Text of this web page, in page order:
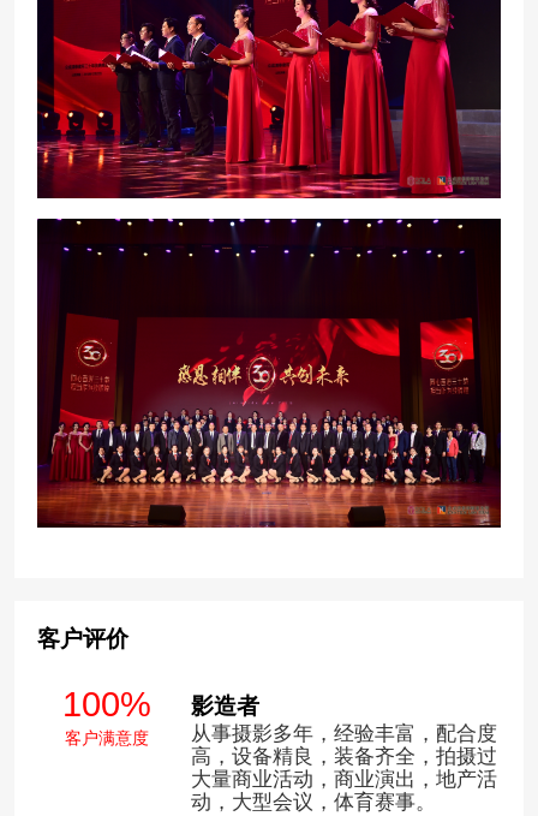
客户评价
100%
客户满意度
影造者
从事摄影多年，经验丰富，配合度
高，设备精良，装备齐全，拍摄过
大量商业活动，商业演出，地产活
动，大型会议，体育赛事。